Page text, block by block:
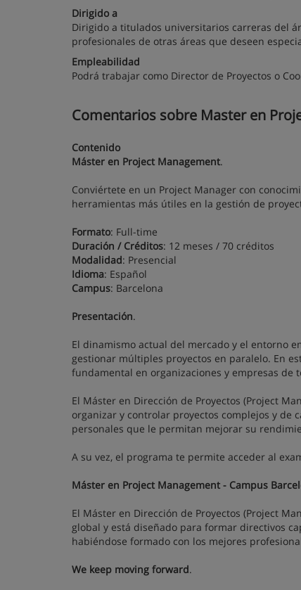
Dirigido a
Dirigido a titulados universitarios carreras del
profesionales de otras áreas que deseen
Empleabilidad
Podrá trabajar como Director de Proyectos o
Comentarios sobre Master en
Contenido
Máster en Project Management.
Conviértete en un Project Manager con
herramientas más útiles en la gestión de
Formato: Full-time
Duración / Créditos: 12 meses / 70 créditos
Modalidad: Presencial
Idioma: Español
Campus: Barcelona
Presentación.
El dinamismo actual del mercado y el entorno
gestionar múltiples proyectos en paralelo. En
fundamental en organizaciones y empresas de
El Máster en Dirección de Proyectos (Project
organizar y controlar proyectos complejos y de
personales que le permitan mejorar su
A su vez, el programa te permite acceder al
Máster en Project Management - Campus
El Máster en Dirección de Proyectos (Project
global y está diseñado para formar directivos
habiéndose formado con los mejores
We keep moving forward.